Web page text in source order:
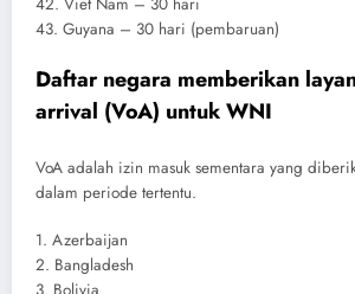
43. Guyana – 30 hari (pembaruan)
Daftar negara memberikan
arrival (VoA) untuk WNI
VoA adalah izin masuk sementara yang
dalam periode tertentu.
1. Azerbaijan
2. Bangladesh